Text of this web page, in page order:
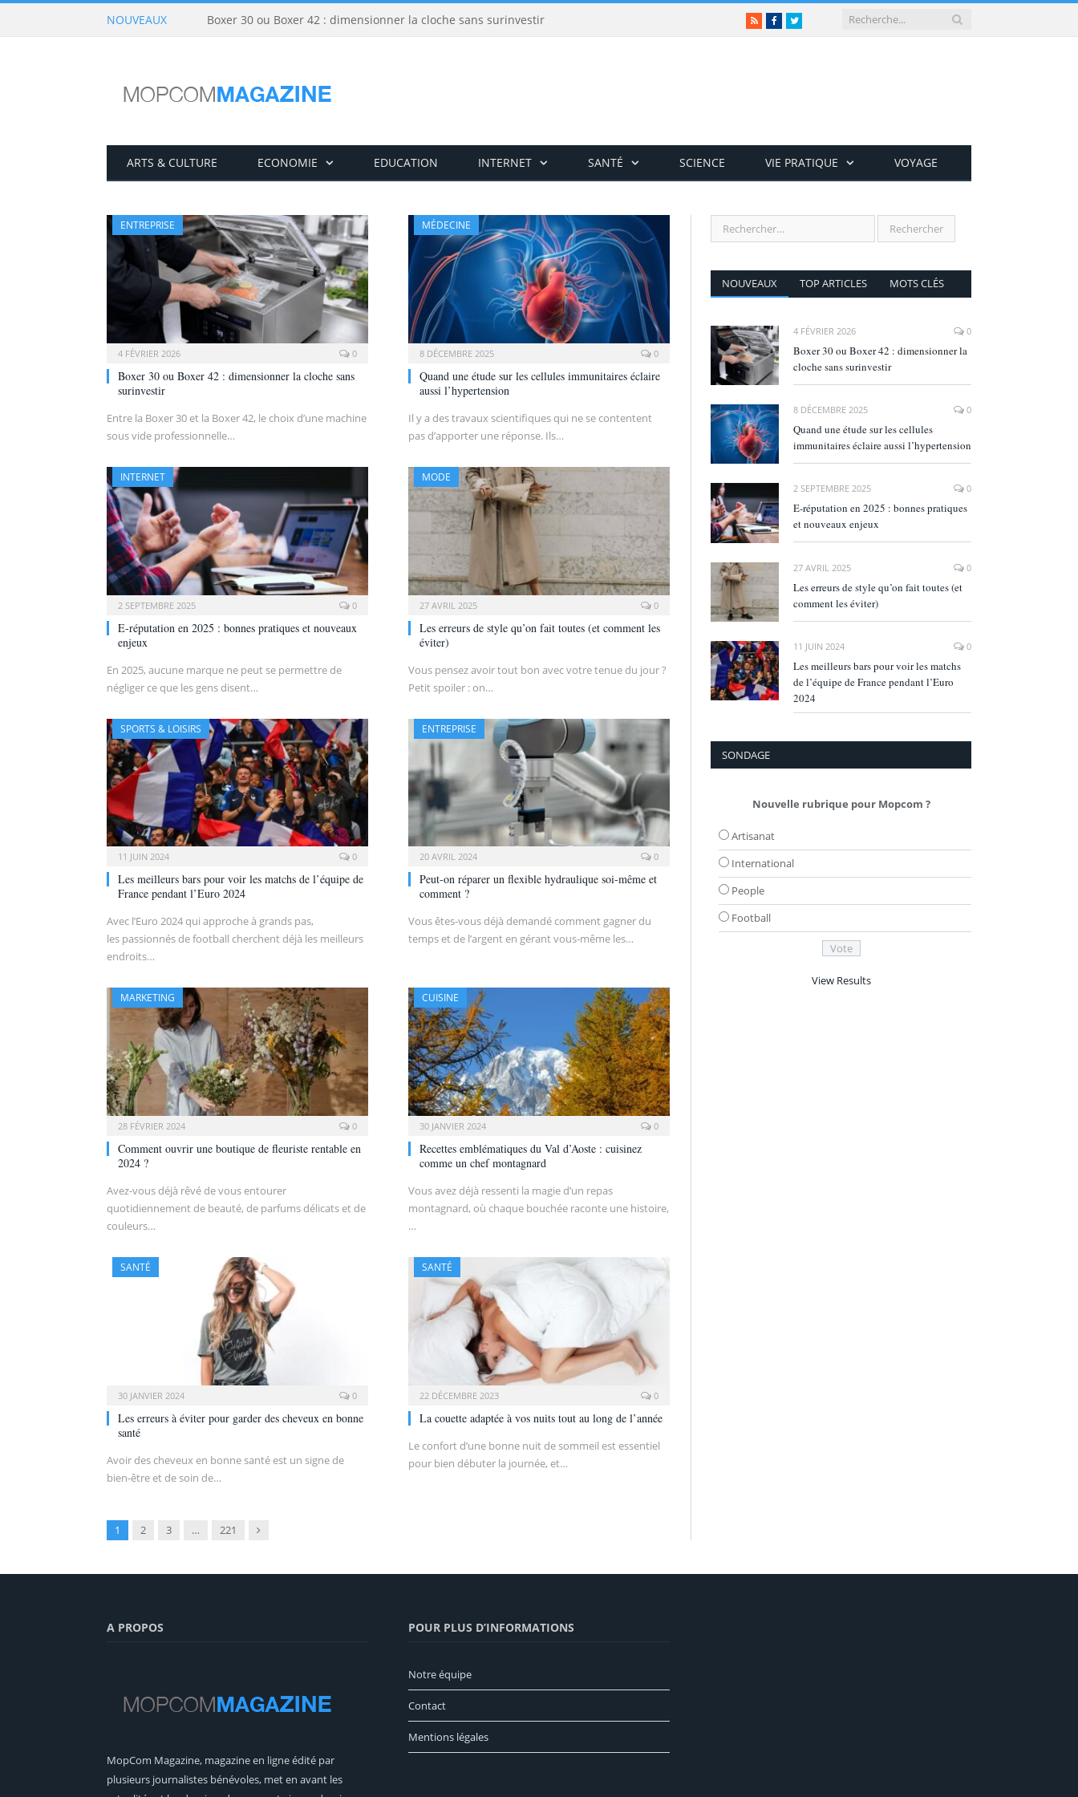
NOUVEAUX Boxer 30 ou Boxer 42 : dimensionner la cloche sans surinvestir RSSFacebookTwitter
ARTS & CULTURE ECONOMIE EDUCATION INTERNET SANTÉ SCIENCE VIE PRATIQUE VOYAGE
ENTREPRISE
4 FÉVRIER 2026 0
Boxer 30 ou Boxer 42 : dimensionner la cloche sans
surinvestir
Entre la Boxer 30 et la Boxer 42, le choix d’une machine
sous vide professionnelle…
MÉDECINE
8 DÉCEMBRE 2025 0
Quand une étude sur les cellules immunitaires éclaire
aussi l’hypertension
Il y a des travaux scientifiques qui ne se contentent
pas d’apporter une réponse. Ils…
INTERNET
2 SEPTEMBRE 2025 0
E‑réputation en 2025 : bonnes pratiques et nouveaux
enjeux
En 2025, aucune marque ne peut se permettre de
négliger ce que les gens disent…
MODE
27 AVRIL 2025 0
Les erreurs de style qu’on fait toutes (et comment les
éviter)
Vous pensez avoir tout bon avec votre tenue du jour ?
Petit spoiler : on…
SPORTS & LOISIRS
11 JUIN 2024 0
Les meilleurs bars pour voir les matchs de l’équipe de
France pendant l’Euro 2024
Avec l’Euro 2024 qui approche à grands pas,
les passionnés de football cherchent déjà les meilleurs
endroits…
ENTREPRISE
20 AVRIL 2024 0
Peut-on réparer un flexible hydraulique soi-même et
comment ?
Vous êtes-vous déjà demandé comment gagner du
temps et de l’argent en gérant vous-même les…
MARKETING
28 FÉVRIER 2024 0
Comment ouvrir une boutique de fleuriste rentable en
2024 ?
Avez-vous déjà rêvé de vous entourer
quotidiennement de beauté, de parfums délicats et de
couleurs…
CUISINE
30 JANVIER 2024 0
Recettes emblématiques du Val d’Aoste : cuisinez
comme un chef montagnard
Vous avez déjà ressenti la magie d’un repas
montagnard, où chaque bouchée raconte une histoire,
…
SANTÉ
30 JANVIER 2024 0
Les erreurs à éviter pour garder des cheveux en bonne
santé
Avoir des cheveux en bonne santé est un signe de
bien-être et de soin de…
SANTÉ
22 DÉCEMBRE 2023 0
La couette adaptée à vos nuits tout au long de l’année
Le confort d’une bonne nuit de sommeil est essentiel
pour bien débuter la journée, et…
1 2 3 … 221 Suivant
NOUVEAUX TOP ARTICLES MOTS CLÉS
4 FÉVRIER 2026 0
Boxer 30 ou Boxer 42 : dimensionner la
cloche sans surinvestir
8 DÉCEMBRE 2025 0
Quand une étude sur les cellules
immunitaires éclaire aussi l’hypertension
2 SEPTEMBRE 2025 0
E‑réputation en 2025 : bonnes pratiques
et nouveaux enjeux
27 AVRIL 2025 0
Les erreurs de style qu’on fait toutes (et
comment les éviter)
11 JUIN 2024 0
Les meilleurs bars pour voir les matchs
de l’équipe de France pendant l’Euro
2024
SONDAGE
Nouvelle rubrique pour Mopcom ?
Artisanat
International
People
Football
View Results
A PROPOS
MopCom Magazine, magazine en ligne édité par
plusieurs journalistes bénévoles, met en avant les
POUR PLUS D’INFORMATIONS
Notre équipe
Contact
Mentions légales